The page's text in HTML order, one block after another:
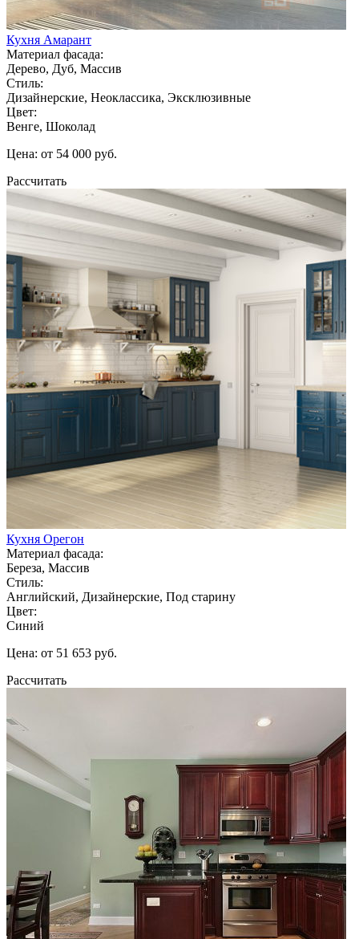
Кухня Амарант
Материал фасада:
Дерево, Дуб, Массив
Стиль:
Дизайнерские, Неоклассика, Эксклюзивные
Цвет:
Венге, Шоколад
Цена: от 54 000 руб.
Рассчитать
Кухня Орегон
Материал фасада:
Береза, Массив
Стиль:
Английский, Дизайнерские, Под старину
Цвет:
Синий
Цена: от 51 653 руб.
Рассчитать